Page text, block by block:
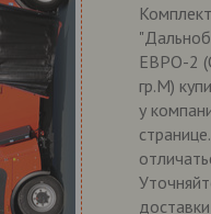
ЕВРО-2
гр.М)
у